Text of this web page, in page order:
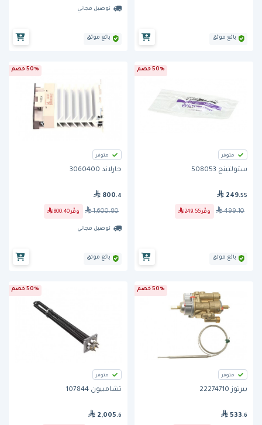
بائع موثق
توصيل مجاني
بائع موثق
50% خصم
متوفر
ستولتينج 508053
249.55
499.10 وفّر 249.55
بائع موثق
50% خصم
متوفر
جارلاند 3060400
800 .4
1,600.80 وفّر 800.40
توصيل مجاني
بائع موثق
50% خصم
متوفر
بيرتوز 22274710
533 .6
50% خصم
متوفر
تشامبيون 107844
2,005 .6